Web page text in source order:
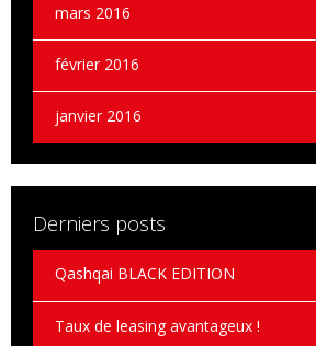
mars 2016
février 2016
janvier 2016
Derniers posts
Qashqai BLACK EDITION
Taux de leasing avantageux !